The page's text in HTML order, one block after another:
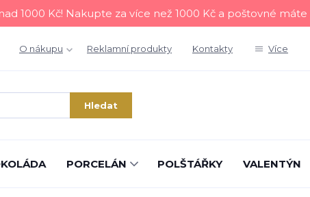
1000 Kč! Nakupte za více než 1000 Kč a poštovné máte
O nákupu Reklamní produkty Kontakty Více
Hledat
PORCELÁN POLŠTÁŘKY VALENTÝN